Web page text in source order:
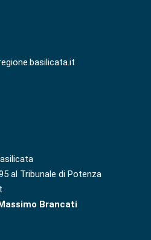
al Tribunale di Potenza
Brancati